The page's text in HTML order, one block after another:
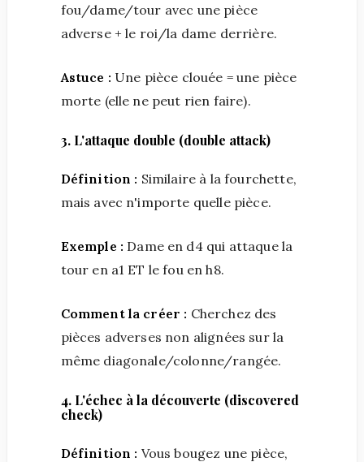
fou/dame/tour avec une pièce
adverse + le roi/la dame derrière.
Astuce : Une pièce clouée = une pièce
morte (elle ne peut rien faire).
3. L'attaque double (double attack)
Définition : Similaire à la fourchette,
mais avec n'importe quelle pièce.
Exemple : Dame en d4 qui attaque la
tour en a1 ET le fou en h8.
Comment la créer : Cherchez des
pièces adverses non alignées sur la
même diagonale/colonne/rangée.
4. L'échec à la découverte (discovered
check)
Définition : Vous bougez une pièce,